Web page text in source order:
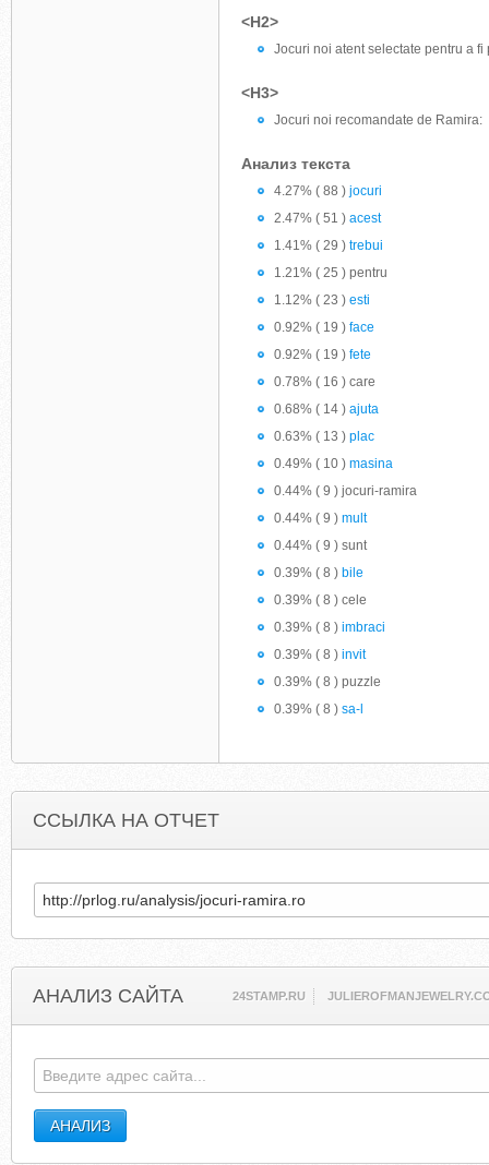
<H2>
Jocuri noi atent selectate pentru a fi
<H3>
Jocuri noi recomandate de Ramira:
Анализ текста
4.27% ( 88 ) jocuri
2.47% ( 51 ) acest
1.41% ( 29 ) trebui
1.21% ( 25 ) pentru
1.12% ( 23 ) esti
0.92% ( 19 ) face
0.92% ( 19 ) fete
0.78% ( 16 ) care
0.68% ( 14 ) ajuta
0.63% ( 13 ) plac
0.49% ( 10 ) masina
0.44% ( 9 ) jocuri-ramira
0.44% ( 9 ) mult
0.44% ( 9 ) sunt
0.39% ( 8 ) bile
0.39% ( 8 ) cele
0.39% ( 8 ) imbraci
0.39% ( 8 ) invit
0.39% ( 8 ) puzzle
0.39% ( 8 ) sa-l
ССЫЛКА НА ОТЧЕТ
АНАЛИЗ САЙТА 24STAMP.RU